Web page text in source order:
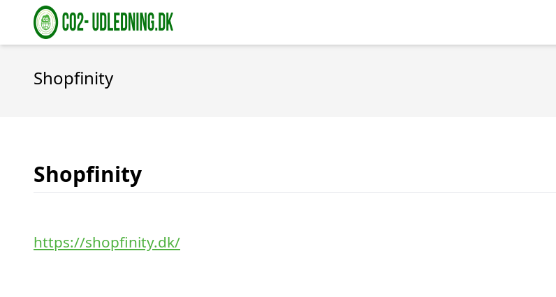
Shopfinity
Shopfinity
https://shopfinity.dk/